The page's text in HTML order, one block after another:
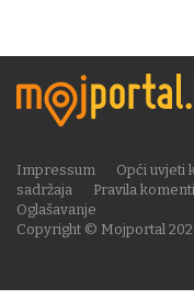
Copyright © Mojportal
Impressum Opći uvjeti
sadržaja
Pravila
Oglašavanje